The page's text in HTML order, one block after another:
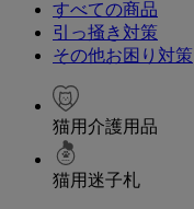
すべての商品
引っ掻き対策
その他お困り対策
猫用介護用品
猫用迷子札